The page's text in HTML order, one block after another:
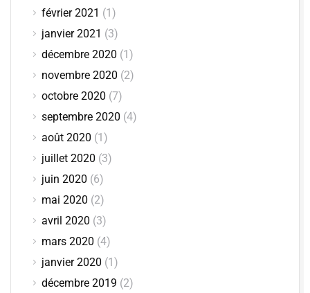
février 2021 (1)
janvier 2021 (3)
décembre 2020 (1)
novembre 2020 (2)
octobre 2020 (7)
septembre 2020 (4)
août 2020 (1)
juillet 2020 (3)
juin 2020 (6)
mai 2020 (2)
avril 2020 (3)
mars 2020 (4)
janvier 2020 (1)
décembre 2019 (2)